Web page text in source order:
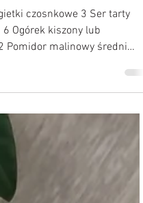
czosnkowe 3 Ser tarty
Pomidor malinowy średni
pęczek...